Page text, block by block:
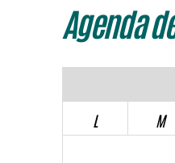
Agenda
L
M